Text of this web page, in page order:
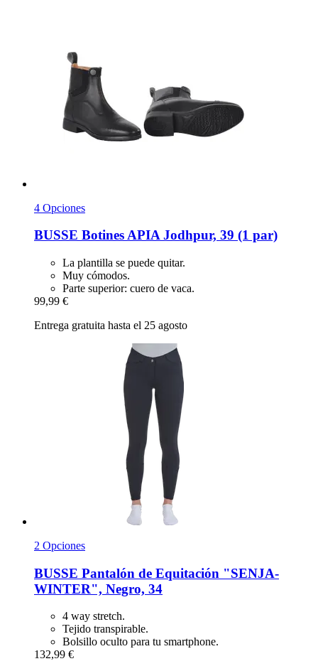
4 Opciones
BUSSE Botines APIA Jodhpur, 39 (1 par)
La plantilla se puede quitar.
Muy cómodos.
Parte superior: cuero de vaca.
99,99 €
Entrega gratuita hasta el 25 agosto
2 Opciones
BUSSE Pantalón de Equitación "SENJA-​
WINTER", Negro, 34
4 way stretch.
Tejido transpirable.
Bolsillo oculto para tu smartphone.
132,99 €